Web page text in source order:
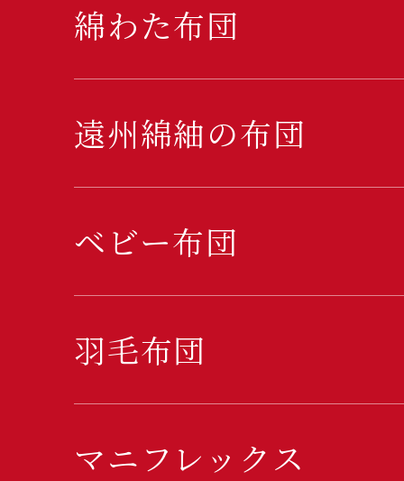
綿わた布団
遠州綿紬の布団
ベビー布団
羽毛布団
マニフレックス